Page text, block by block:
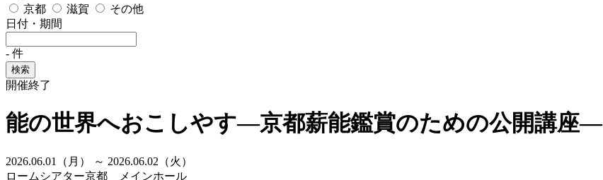
京都
滋賀
その他
日付・期間
- 件
検索
開催終了
能の世界へおこしやす―京都薪能鑑賞のための公開講座―
2026.06.01（月） ～ 2026.06.02（火）
ロームシアター京都 メインホール